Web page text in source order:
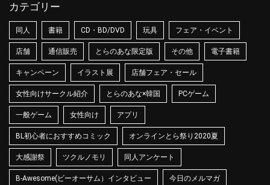
カテゴリー
同人 書籍 CD・BD/DVD 玩具 フェア・イベント
店舗 通信販売 とらのあな限定版 その他 電子書籍
キャンペーン イラスト展 店舗フェア・セール
女性向けサークル紹介 とらのあな×韓国 PCゲーム
一般ゲーム 女性向け アプリ
BL初心者におすすめコミック オンラインとら祭り2020夏
大感謝祭 ツクルノモリ 同人アンケート
B-Awesome(ビーオーサム）インタビュー 今日のメルマガ